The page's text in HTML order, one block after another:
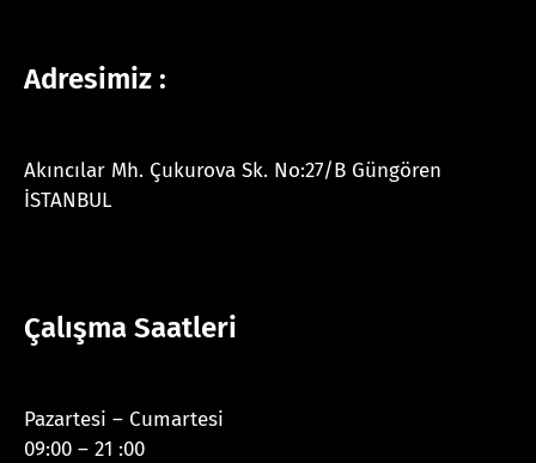
Adresimiz :
Akıncılar Mh. Çukurova Sk. No:27/B Güngören
İSTANBUL
Çalışma Saatleri
Pazartesi – Cumartesi
09:00 – 21 :00